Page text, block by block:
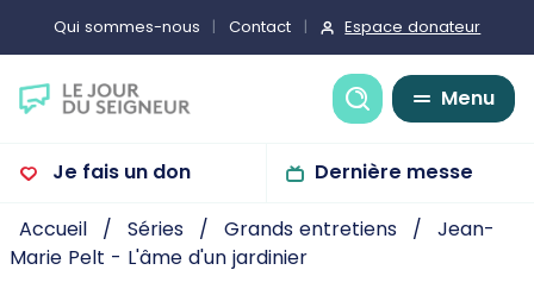
Qui sommes-nous Contact Espace donateur
Recherche
Menu
Je fais un don Dernière messe
Accueil Séries Grands entretiens
Jean-
Marie Pelt - L'âme d'un jardinier